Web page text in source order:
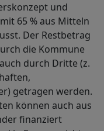
und
65 % aus Mitteln
Der Restbetrag
die Kommune
durch Dritte (z.
getragen werden.
können auch aus
finanziert